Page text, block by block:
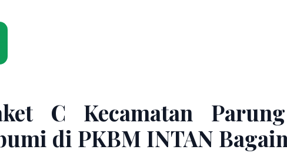
C Kecamatan
di PKBM INTAN